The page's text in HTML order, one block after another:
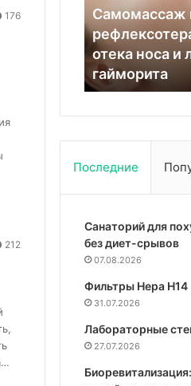
176
212
для снятия
ягоды
Последние
Санаторий для
без диет-срывов
07.08.2026
Фильтры Hepa Н14
31.07.2026
Лабораторные
27.07.2026